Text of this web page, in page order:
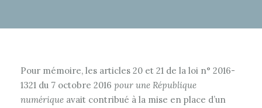
Pour mémoire, les articles 20 et 21 de la loi n° 2016-
1321 du 7 octobre 2016 pour une République
numérique avait contribué à la mise en place d’un